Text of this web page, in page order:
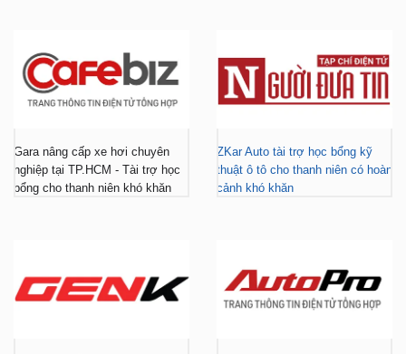
Gara nâng cấp xe hơi chuyên
nghiệp tại TP.HCM - Tài trợ học
bổng cho thanh niên khó khăn
ZKar Auto tài trợ học bổng kỹ
thuật ô tô cho thanh niên có hoàn
cảnh khó khăn